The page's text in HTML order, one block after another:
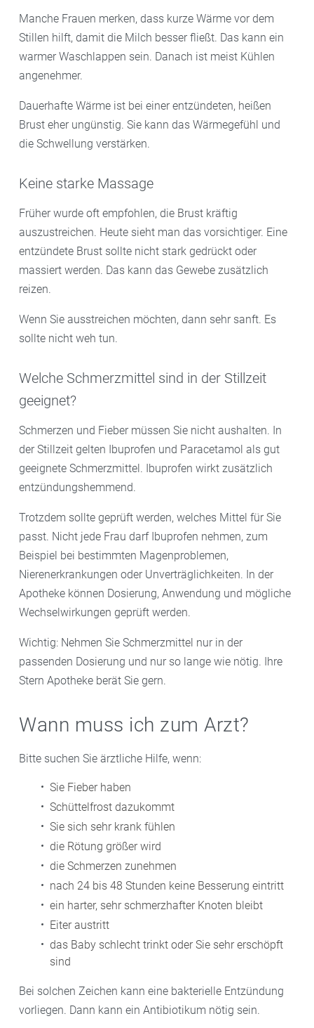
Manche Frauen merken, dass kurze Wärme vor dem
Stillen hilft, damit die Milch besser fließt. Das kann ein
warmer Waschlappen sein. Danach ist meist Kühlen
angenehmer.
Dauerhafte Wärme ist bei einer entzündeten, heißen
Brust eher ungünstig. Sie kann das Wärmegefühl und
die Schwellung verstärken.
Keine starke Massage
Früher wurde oft empfohlen, die Brust kräftig
auszustreichen. Heute sieht man das vorsichtiger. Eine
entzündete Brust sollte nicht stark gedrückt oder
massiert werden. Das kann das Gewebe zusätzlich
reizen.
Wenn Sie ausstreichen möchten, dann sehr sanft. Es
sollte nicht weh tun.
Welche Schmerzmittel sind in der Stillzeit
geeignet?
Schmerzen und Fieber müssen Sie nicht aushalten. In
der Stillzeit gelten Ibuprofen und Paracetamol als gut
geeignete Schmerzmittel. Ibuprofen wirkt zusätzlich
entzündungshemmend.
Trotzdem sollte geprüft werden, welches Mittel für Sie
passt. Nicht jede Frau darf Ibuprofen nehmen, zum
Beispiel bei bestimmten Magenproblemen,
Nierenerkrankungen oder Unverträglichkeiten. In der
Apotheke können Dosierung, Anwendung und mögliche
Wechselwirkungen geprüft werden.
Wichtig: Nehmen Sie Schmerzmittel nur in der
passenden Dosierung und nur so lange wie nötig. Ihre
Stern Apotheke berät Sie gern.
Wann muss ich zum Arzt?
Bitte suchen Sie ärztliche Hilfe, wenn:
Sie Fieber haben
Schüttelfrost dazukommt
Sie sich sehr krank fühlen
die Rötung größer wird
die Schmerzen zunehmen
nach 24 bis 48 Stunden keine Besserung eintritt
ein harter, sehr schmerzhafter Knoten bleibt
Eiter austritt
das Baby schlecht trinkt oder Sie sehr erschöpft
sind
Bei solchen Zeichen kann eine bakterielle Entzündung
vorliegen. Dann kann ein Antibiotikum nötig sein.